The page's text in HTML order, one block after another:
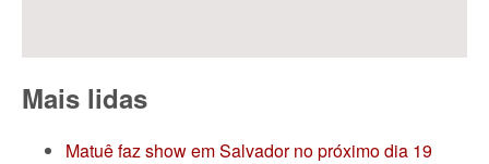
Mais lidas
Matuê faz show em Salvador no próximo dia 19